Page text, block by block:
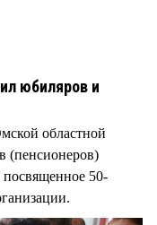
юбиляров и
областной
(пенсионеров)
50-